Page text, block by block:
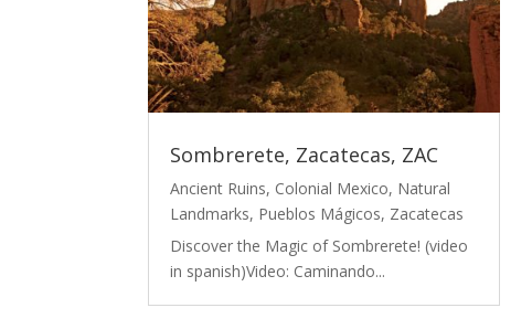
Sombrerete, Zacatecas, ZAC
Ancient Ruins, Colonial Mexico, Natural
Landmarks, Pueblos Mágicos, Zacatecas
Discover the Magic of Sombrerete! (video
in spanish)Video: Caminando...